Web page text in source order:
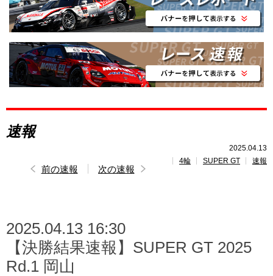
SUPER GTとは?
レポート
速報
レース開催スケジュール
SUPERGTINSIGHT
速報
2025.04.13
4輪
SUPER GT 速報
前の速報 次の速報
2025.04.13 16:30
【決勝結果速報】SUPER GT 2025
Rd.1 岡山